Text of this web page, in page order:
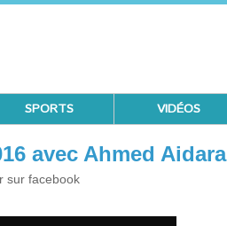
SPORTS VIDÉOS
avec Ahmed Aidara
sur facebook